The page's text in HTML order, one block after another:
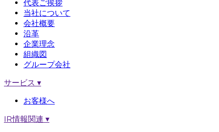
代表ご挨拶
当社について
会社概要
沿革
企業理念
組織図
グループ会社
サービス ▾
お客様へ
IR情報関連 ▾